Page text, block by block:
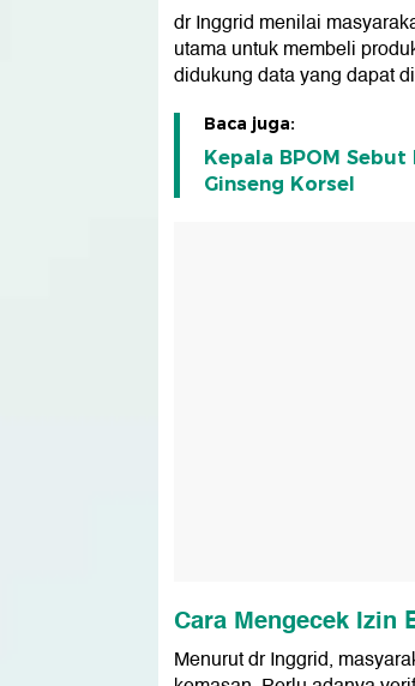
dr Inggrid menilai
utama untuk membeli
didukung data yang dapat
Baca juga:
Kepala BPOM
Ginseng Korsel
Cara Mengecek Izin
Menurut dr Inggrid,